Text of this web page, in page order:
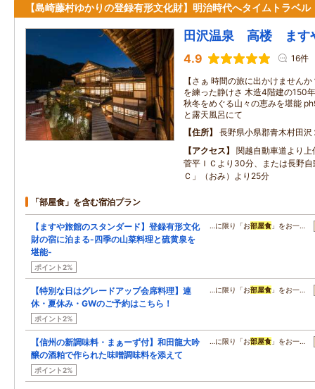
【島崎藤村ゆかりの登録有形文化財】明治時代へタイムトラベル
田沢温泉 高楼 ま
4.9 16件
【さぁ 時間の旅に出かけません
を練った静けさ 木造4階建の150
秋冬をめぐる山々の恵みを堪能
と露天風呂にて
住所
長野県小県郡青木村田沢
アクセス
関越自動車道より
菅平ＩＣより30分、または長野
Ｃ」（おみ）より25分
「部屋食」を含む宿泊プラン
【ますや旅館のスタンダード】登録有形文化
財の宿に泊まる-四季の山菜料理と硫黄泉を
堪能-
ポイント2%
…に限り「お部屋食 」をお一…
【特別な日はグレードアップ会席料理】連
休・夏休み・GWのご予約はこちら！
ポイント2%
…に限り「お部屋食 」をお一…
【信州の新調味料・まぁーず付】和田龍大吟
醸の酒粕で作られた味噌調味料を添えて
ポイント2%
…に限り「お部屋食 」をお一…